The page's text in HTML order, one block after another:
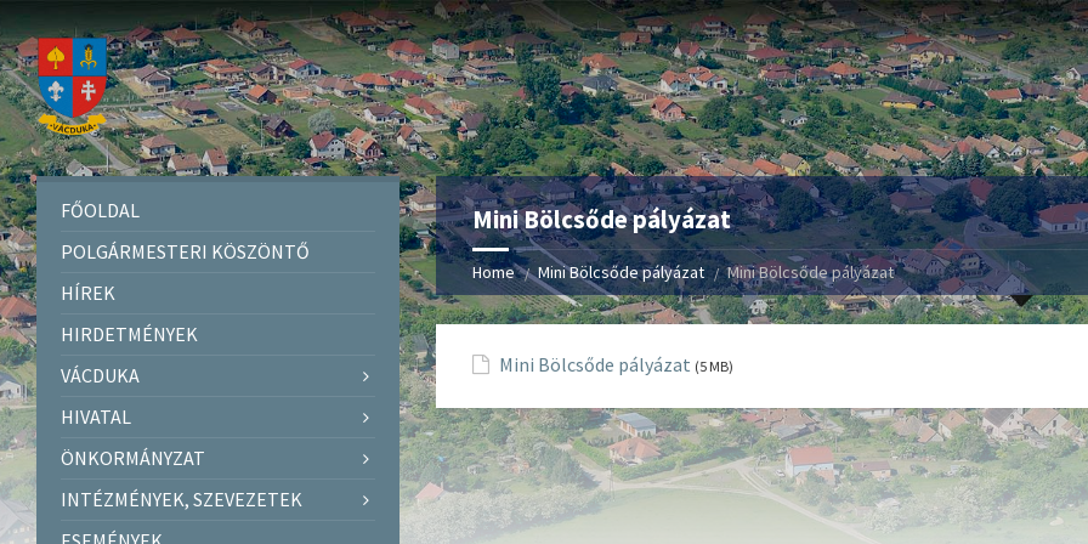
Mini Bölcsőde pályázat
Home Mini Bölcsőde pályázat Mini Bölcsőde pályázat
Mini Bölcsőde pályázat (5 MB)
FŐOLDAL
POLGÁRMESTERI KÖSZÖNTŐ
HÍREK
HIRDETMÉNYEK
VÁCDUKA
HIVATAL
ÖNKORMÁNYZAT
INTÉZMÉNYEK, SZEVEZETEK